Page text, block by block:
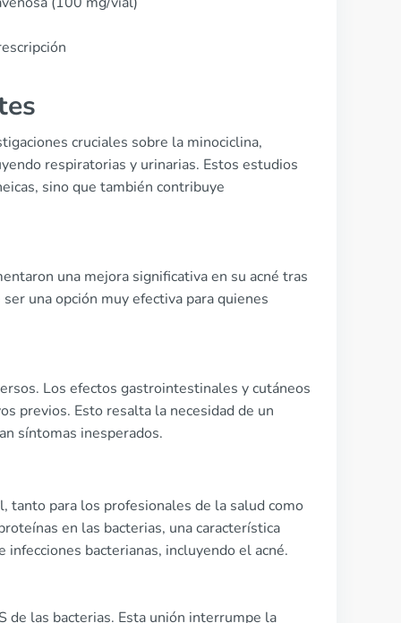
cruciales sobre la minociclina,
respiratorias y urinarias. Estos estudios
sino que también contribuye
una mejora significativa en su acné tras
una opción muy efectiva para quienes
Los efectos gastrointestinales y cutáneos
previos. Esto resalta la necesidad de un
síntomas inesperados.
tanto para los profesionales de la salud como
en las bacterias, una característica
bacterianas, incluyendo el acné.
de las bacterias. Esta unión interrumpe la